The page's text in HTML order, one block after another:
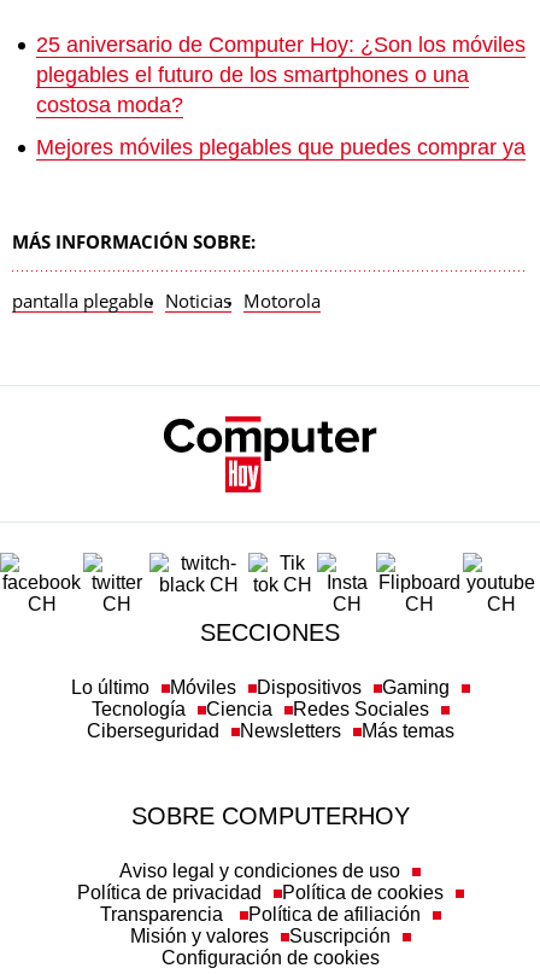
25 aniversario de Computer Hoy: ¿Son los móviles
plegables el futuro de los smartphones o una
costosa moda?
Mejores móviles plegables que puedes comprar ya
MÁS INFORMACIÓN SOBRE:
pantalla plegable Noticias Motorola
SECCIONES
Lo último Móviles Dispositivos
Gaming
Tecnología
Ciencia
Redes Sociales
Ciberseguridad
Newsletters Más temas
SOBRE COMPUTERHOY
Aviso legal y condiciones de uso
Política de privacidad
Política de cookies
Transparencia
Política de afiliación
Misión y valores
Suscripción
Configuración de cookies